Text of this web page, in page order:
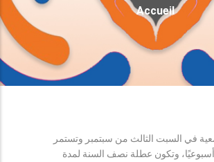
D'Ariane
Accueil
في السبت الثالث من سبتمبر وتستمر
أسبوعيًا، وتكون عطلة نصف السنة لمدة